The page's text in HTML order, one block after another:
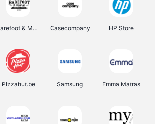
Barefoot & More Casecompany HP Store
Pizzahut.be Samsung Emma Matras